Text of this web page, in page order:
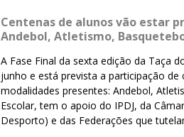
Centenas de alunos vão estar
Andebol, Atletismo,
A Fase Final da sexta edição da Taça
junho e está prevista a participação
modalidades presentes: Andebol,
Escolar, tem o apoio do IPDJ, da
Desporto) e das Federações que